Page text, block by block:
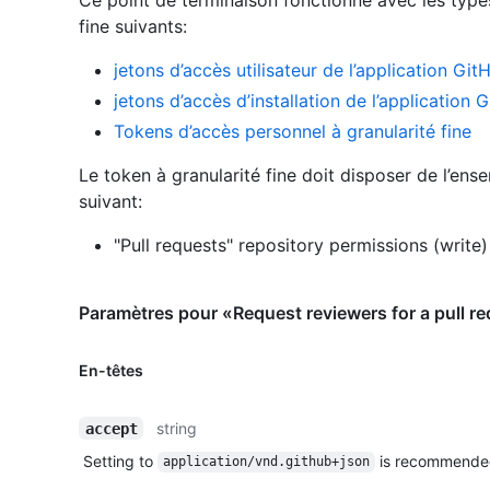
fine suivants:
jetons d’accès utilisateur de l’application
jetons d’accès d’installation de l’application
Tokens d’accès personnel à granularité fine
Le token à granularité fine doit disposer de
suivant:
"Pull requests" repository permissions (write)
Paramètres pour «Request reviewers for a pull
En-têtes
accept
string
Setting to
application/vnd.github+json is